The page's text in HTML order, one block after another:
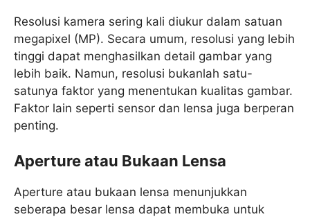
Resolusi kamera sering kali diukur dalam satuan
megapixel (MP). Secara umum, resolusi yang lebih
tinggi dapat menghasilkan detail gambar yang
lebih baik. Namun, resolusi bukanlah satu-
satunya faktor yang menentukan kualitas gambar.
Faktor lain seperti sensor dan lensa juga berperan
penting.
Aperture atau Bukaan Lensa
Aperture atau bukaan lensa menunjukkan
seberapa besar lensa dapat membuka untuk